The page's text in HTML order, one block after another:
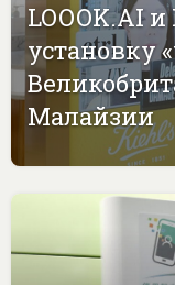
LOOOK.AI
установку
Малайзии